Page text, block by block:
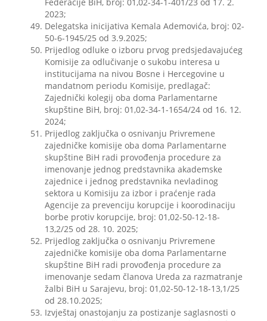
2023;
Delegatska inicijativa Kemala Ademovića, broj: 02-
50-6-1945/25 od 3.9.2025;
Prijedlog odluke o izboru prvog predsjedavajućeg
Komisije za odlučivanje o sukobu interesa u
institucijama na nivou Bosne i Hercegovine u
mandatnom periodu Komisije, predlagač:
Zajednički kolegij oba doma Parlamentarne
skupštine BiH, broj: 01,02-34-1-1654/24 od 16. 12.
2024;
Prijedlog zaključka o osnivanju Privremene
zajedničke komisije oba doma Parlamentarne
skupštine BiH radi provođenja procedure za
imenovanje jednog predstavnika akademske
zajednice i jednog predstavnika nevladinog
sektora u Komisiju za izbor i praćenje rada
Agencije za prevenciju korupcije i koorodinaciju
borbe protiv korupcije, broj: 01,02-50-12-18-
13,2/25 od 28. 10. 2025;
Prijedlog zaključka o osnivanju Privremene
zajedničke komisije oba doma Parlamentarne
skupštine BiH radi provođenja procedure za
imenovanje sedam članova Ureda za razmatranje
žalbi BiH u Sarajevu, broj: 01,02-50-12-18-13,1/25
od 28.10.2025;
Izvještaj onastojanju za postizanje saglasnosti o